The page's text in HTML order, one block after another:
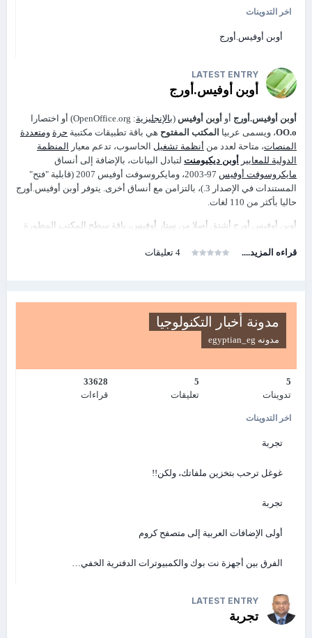
فقال لهالملك
فقال له الوزير
طاء طاء الملكراسه وامر بالاعفاء عنه
اخر التدوينات
أوبن أوفيس.أورج
LATEST ENTRY
أوبن أوفيس.أورج
أوبن أوفيس.أورج أو أوبن أوفيس (بالإنجليزية: OpenOffice.org‏) أو اختصارا
OO.o، ويسمى عربيا المكتب المفتوح هي باقة تطبيقات مكتبية حرة ومتعددة
المنصات، متاحة لعدد من أنظمة تشغيل الحاسوب، تدعم معيار
المنظمة
الدولية للمعايير أوبن ديكيومنت لتبادل البيانات، بالإضافة إلى أنساق
مايكروسوفت أوفيس
97-2003، ومايكروسوفت أوفيس 2007 (قابلية "فتح"
المستندات في الإصدار 3.)، بالتزامن مع أنساق أخرى. يتوفر أوبن أوفيس.أورج
حاليا بأكثر من 110 لغات.
أوبن أوفيس.أورج أشتق أصلا من ستار أوفيس ، باقة سطح المكتب المطورة
الشيفرة المصدريةللباقة أصدرت في يوليو
تاريخه
ألماينا منذ أواسط الثمانينيات، والتي اشترت حقوق ملكيتها شركة صن
OpenOffice.org. لا يعني هذا بأية حال أن شركة صن تركت التطوير المستمر
شركة صن. كما أن الشركة تتولى أمر التكاليف التشغيلية الخاصة بمشروع
19 جويلية
، عام 2000، أعلنت شركة صن عن إتاحة الكود المصدري لستار
رخصة جنو العمومية الصغرى
(SISSL) بهدف بناء مجتمع مفتوح لتطوير البرنامج، عرف البرنامج باسم أوبن
من العام 2000.
قراءه المزيد.... 4 تعليقات
مدونه egyptian_eg
5
تدوينات
5
تعليقات
33628
قراءات
اخر التدوينات
تجربة
غوغل ترحب بتخزين ملفاتك، ولكن!!
تجربة
أولى الإضافات العربية إلى متصفح كروم
الفرق بين أجهزة نت بوك والكمبيوترات الدفترية الخفي…
LATEST ENTRY
تجربة